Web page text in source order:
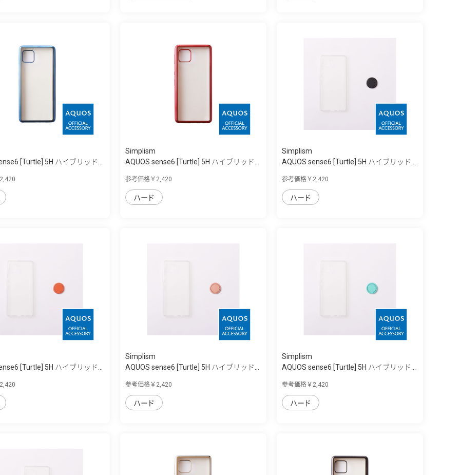
[Turtle] 5H ハイブリッド...
Simplism
AQUOS sense6 [Turtle] 5H ハイブリッド...
参考価格￥2,420
ハード
Simplism
AQUOS sense6 [Turtle] 5H ハイブリッド...
参考価格￥2,420
ハード
[Turtle] 5H ハイブリッド...
Simplism
AQUOS sense6 [Turtle] 5H ハイブリッド...
参考価格￥2,420
ハード
Simplism
AQUOS sense6 [Turtle] 5H ハイブリッド...
参考価格￥2,420
ハード